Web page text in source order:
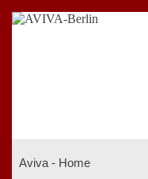
Aviva - Home